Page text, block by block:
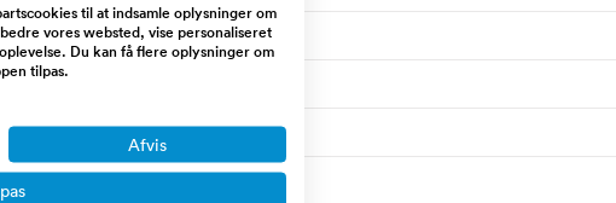
til at indsamle oplysninger om
vores websted, vise personaliseret
Du kan få flere oplysninger om
tilpas.
Afvis